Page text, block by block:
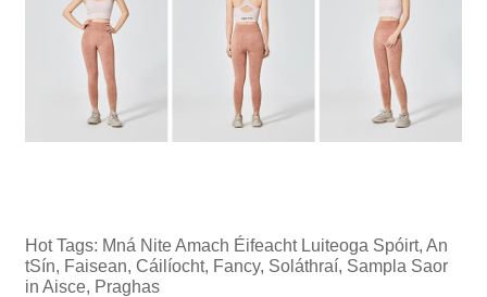
Hot Tags: Mná Nite Amach Éifeacht Luiteoga Spóirt, An
tSín, Faisean, Cáilíocht, Fancy, Soláthraí, Sampla Saor
in Aisce, Praghas